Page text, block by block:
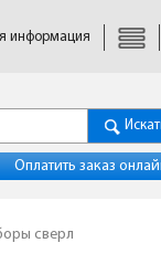
информация
Оплатить заказ
сверл